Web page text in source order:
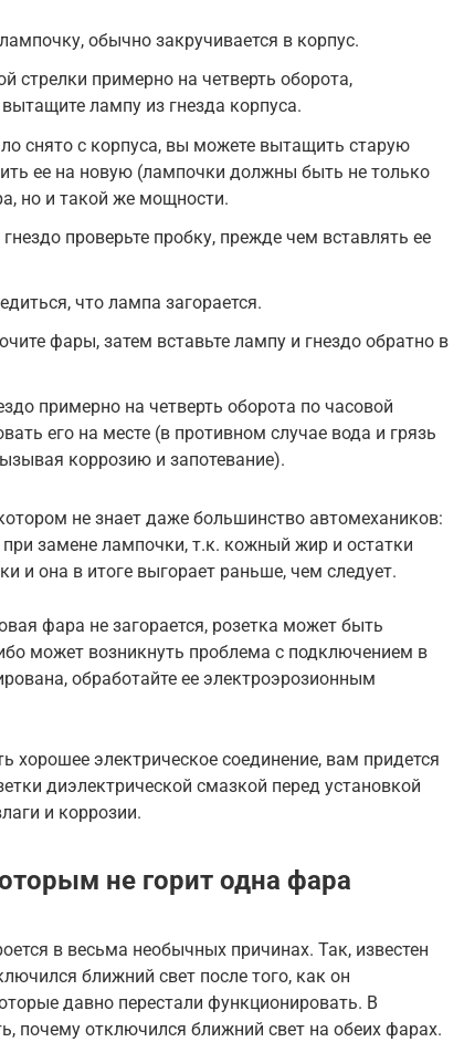
обычно закручивается в корпус.
стрелки примерно на четверть оборота,
лампу из гнезда корпуса.
снято с корпуса, вы можете вытащить старую
ее на новую (лампочки должны быть не только
но и такой же мощности.
проверьте пробку, прежде чем вставлять ее
что лампа загорается.
фары, затем вставьте лампу и гнездо обратно в
примерно на четверть оборота по часовой
его на месте (в противном случае вода и грязь
коррозию и запотевание).
не знает даже большинство автомехаников:
при замене лампочки, т.к. кожный жир и остатки
и она в итоге выгорает раньше, чем следует.
фара не загорается, розетка может быть
может возникнуть проблема с подключением в
обработайте ее электроэрозионным
хорошее электрическое соединение, вам придется
диэлектрической смазкой перед установкой
и коррозии.
не горит одна фара
в весьма необычных причинах. Так, известен
ближний свет после того, как он
давно перестали функционировать. В
почему отключился ближний свет на обеих фарах.